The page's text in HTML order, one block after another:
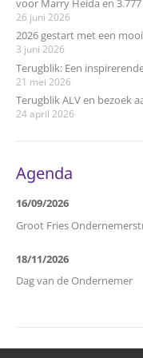
26 juni 2026
2026 gestart met een
3 juni 2026
Terugblik: Een
21 mei 2026
Terugblik ALV en bezoek
24 april 2026
Agenda
16/09/2026
Groot Fries
18/11/2026
Dag van de Ondernemer